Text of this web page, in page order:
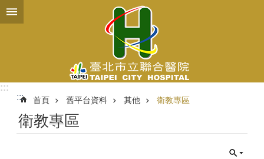
跳到主要內容區塊
:::
:::
首頁 舊平台資料 其他 衛教專區
衛教專區